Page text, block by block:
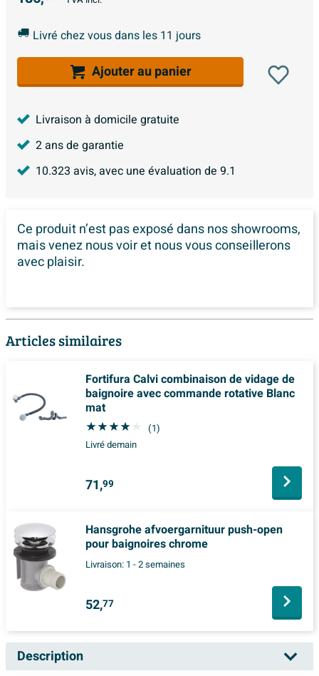
Livré chez vous dans les 11 jours
Ajouter au panier
Livraison à domicile gratuite
2 ans de garantie
10.323 avis, avec une évaluation de 9.1
Ce produit n’est pas exposé dansnos showrooms,
mais venez nous voir et nous vous conseillerons
avec plaisir.
Articles similaires
Fortifura Calvi combinaison de vidage de
baignoire avec commande rotative Blanc
mat
(1)
Livré demain
71,99
Hansgrohe afvoergarnituur push-open
pour baignoires chrome
Livraison: 1 - 2 semaines
52,77
Description